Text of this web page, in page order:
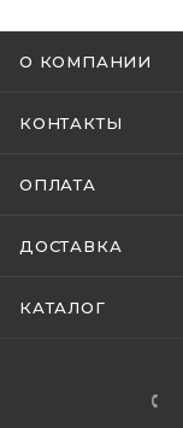
О КОМПАНИИ
КОНТАКТЫ
ОПЛАТА
ДОСТАВКА
КАТАЛОГ